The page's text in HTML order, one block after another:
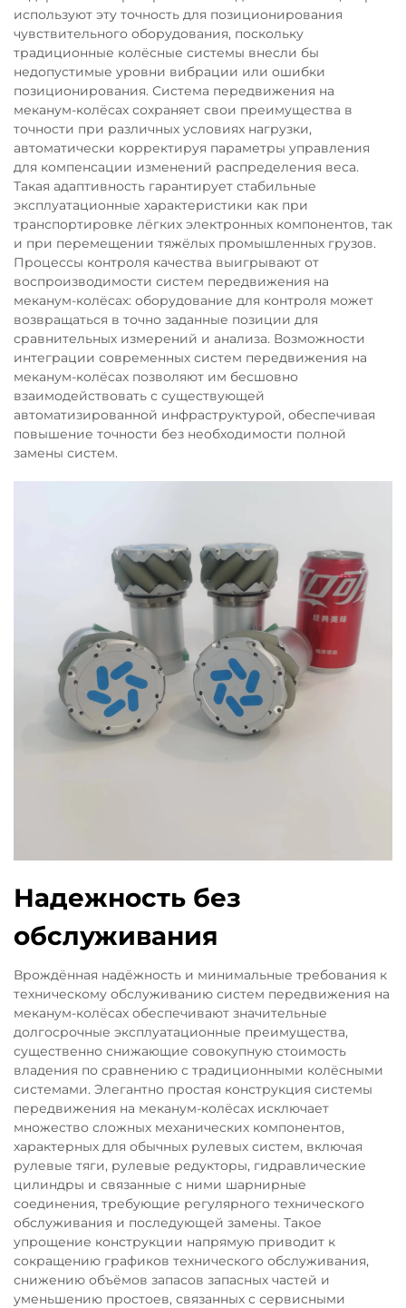
используют эту точность для позиционирования
чувствительного оборудования, поскольку
традиционные колёсные системы внесли бы
недопустимые уровни вибрации или ошибки
позиционирования. Система передвижения на
меканум-колёсах сохраняет свои преимущества в
точности при различных условиях нагрузки,
автоматически корректируя параметры управления
для компенсации изменений распределения веса.
Такая адаптивность гарантирует стабильные
эксплуатационные характеристики как при
транспортировке лёгких электронных компонентов, так
и при перемещении тяжёлых промышленных грузов.
Процессы контроля качества выигрывают от
воспроизводимости систем передвижения на
меканум-колёсах: оборудование для контроля может
возвращаться в точно заданные позиции для
сравнительных измерений и анализа. Возможности
интеграции современных систем передвижения на
меканум-колёсах позволяют им бесшовно
взаимодействовать с существующей
автоматизированной инфраструктурой, обеспечивая
повышение точности без необходимости полной
замены систем.
Надежность без
обслуживания
Врождённая надёжность и минимальные требования к
техническому обслуживанию систем передвижения на
меканум-колёсах обеспечивают значительные
долгосрочные эксплуатационные преимущества,
существенно снижающие совокупную стоимость
владения по сравнению с традиционными колёсными
системами. Элегантно простая конструкция системы
передвижения на меканум-колёсах исключает
множество сложных механических компонентов,
характерных для обычных рулевых систем, включая
рулевые тяги, рулевые редукторы, гидравлические
цилиндры и связанные с ними шарнирные
соединения, требующие регулярного технического
обслуживания и последующей замены. Такое
упрощение конструкции напрямую приводит к
сокращению графиков технического обслуживания,
снижению объёмов запасов запасных частей и
уменьшению простоев, связанных с сервисными